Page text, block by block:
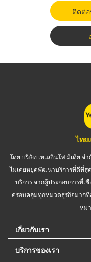
ติดต่
ไทย
โดย บริษัท เทเลอินโฟ มีเดีย จ
ไม่เคยหยุดพัฒนาบริการที่ดีที่สุ
บริการ จากผู้ประกอบการที่เ
ครอบคลุมทุกหมวดธุรกิจมากที่
หม
เกี่ยวกับเรา
บริการของเรา